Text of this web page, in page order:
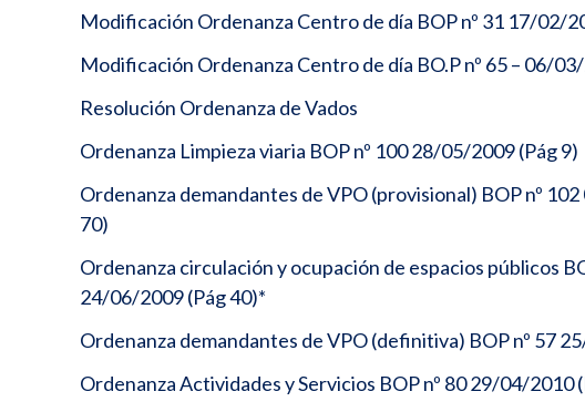
Modificación Ordenanza Centro de día BOP nº 31 17/02/
Modificación Ordenanza Centro de día BO.P nº 65 – 06/
Resolución Ordenanza de Vados
Ordenanza Limpieza viaria BOP nº 100 28/05/2009 (Pág 9)
Ordenanza demandantes de VPO (provisional) BOP nº
70)
Ordenanza circulación y ocupación de espacios públicos
24/06/2009 (Pág 40)*
Ordenanza demandantes de VPO (definitiva) BOP nº 57
Ordenanza Actividades y Servicios BOP nº 80 29/04/2010